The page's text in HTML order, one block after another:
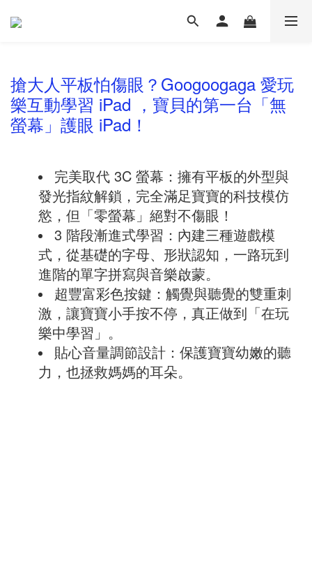
搶大人平板怕傷眼？Googoogaga 愛玩
樂互動學習 iPad ，寶貝的第一台「無
螢幕」護眼 iPad！
完美取代 3C 螢幕：擁有平板的外型與
發光指紋解鎖，完全滿足寶寶的科技模仿
慾，但「零螢幕」絕對不傷眼！
3 階段漸進式學習：內建三種遊戲模
式，從基礎的字母、形狀認知，一路玩到
進階的單字拼寫與音樂啟蒙。
超豐富彩色按鍵：觸覺與聽覺的雙重刺
激，讓寶寶小手按不停，真正做到「在玩
樂中學習」。
貼心音量調節設計：保護寶寶幼嫩的聽
力，也拯救媽媽的耳朵。